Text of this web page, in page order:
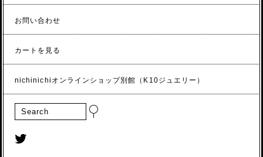
お問い合わせ
カートを見る
nichinichiオンラインショップ別館（K10ジュエリー）